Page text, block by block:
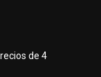
de 4